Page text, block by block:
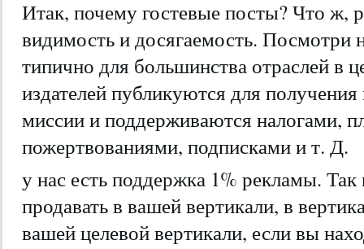
Итак, почему гостевые посты? Что ж,
видимость и досягаемость. Посмотри
типично для большинства отраслей в
издателей публикуются для
миссии и поддерживаются налогами,
пожертвованиями, подписками и т. Д.
у нас есть поддержка 1% рекламы.
продавать в вашей вертикали, в
вашей целевой вертикали, если вы